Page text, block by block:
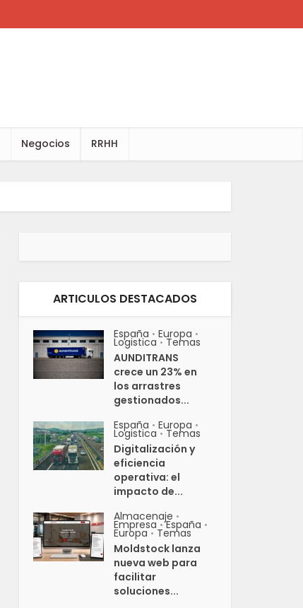
Negocios RRHH
ARTICULOS DESTACADOS
España • Europa •
Logistica • Temas
AUNDITRANS
crece un 23% en
los arrastres
gestionados...
España • Europa •
Logistica • Temas
Digitalización y
eficiencia
operativa: el
impacto de...
Almacenaje •
Empresa • España •
Europa • Temas
Moldstock lanza
nueva web para
facilitar
soluciones...